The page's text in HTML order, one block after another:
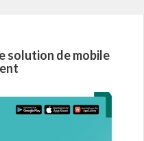
solution de mobile